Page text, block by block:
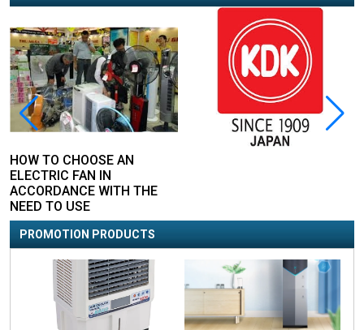
HOW TO CHOOSE AN
ELECTRIC FAN IN
ACCORDANCE WITH THE
NEED TO USE
PROMOTION PRODUCTS